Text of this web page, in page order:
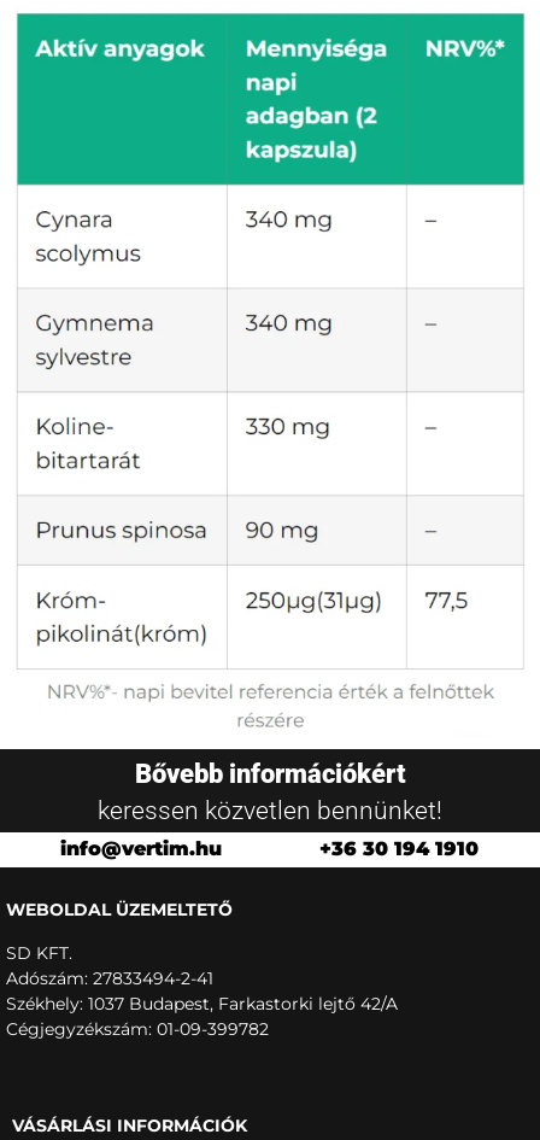
Bővebb információkért
keressen közvetlen bennünket!
info@vertim.hu +36 30 194 1910
WEBOLDAL ÜZEMELTETŐ
SD KFT.
Adószám: 27833494-2-41
Székhely: 1037 Budapest, Farkastorki lejtő 42/A
Cégjegyzékszám: 01-09-399782
VÁSÁRLÁSI INFORMÁCIÓK